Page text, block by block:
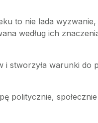
to nie lada
według ich
i stworzyła warunki do
politycznie,